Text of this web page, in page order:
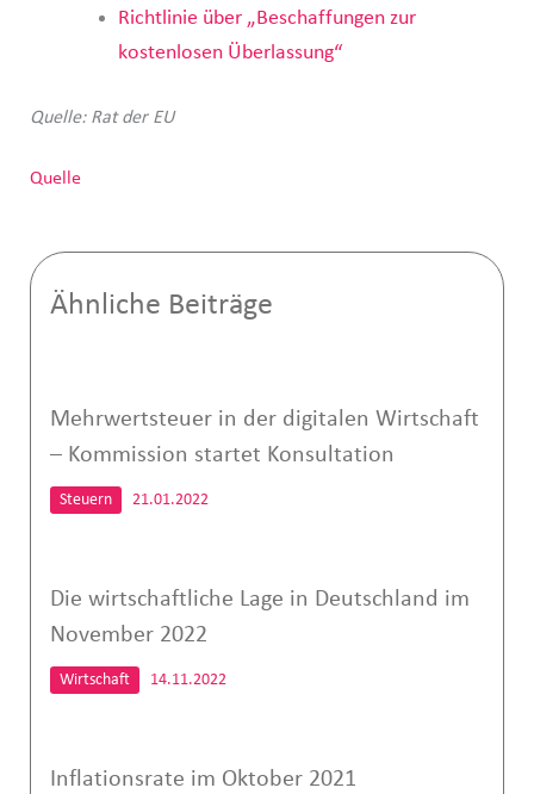
Richtlinie über „Beschaffungen zur
kostenlosen Überlassung“
Quelle: Rat der EU
Quelle
Ähnliche Beiträge
Mehrwertsteuer in der digitalen Wirtschaft
– Kommission startet Konsultation
Steuern 21.01.2022
Die wirtschaftliche Lage in Deutschland im
November 2022
Wirtschaft 14.11.2022
Inflationsrate im Oktober 2021